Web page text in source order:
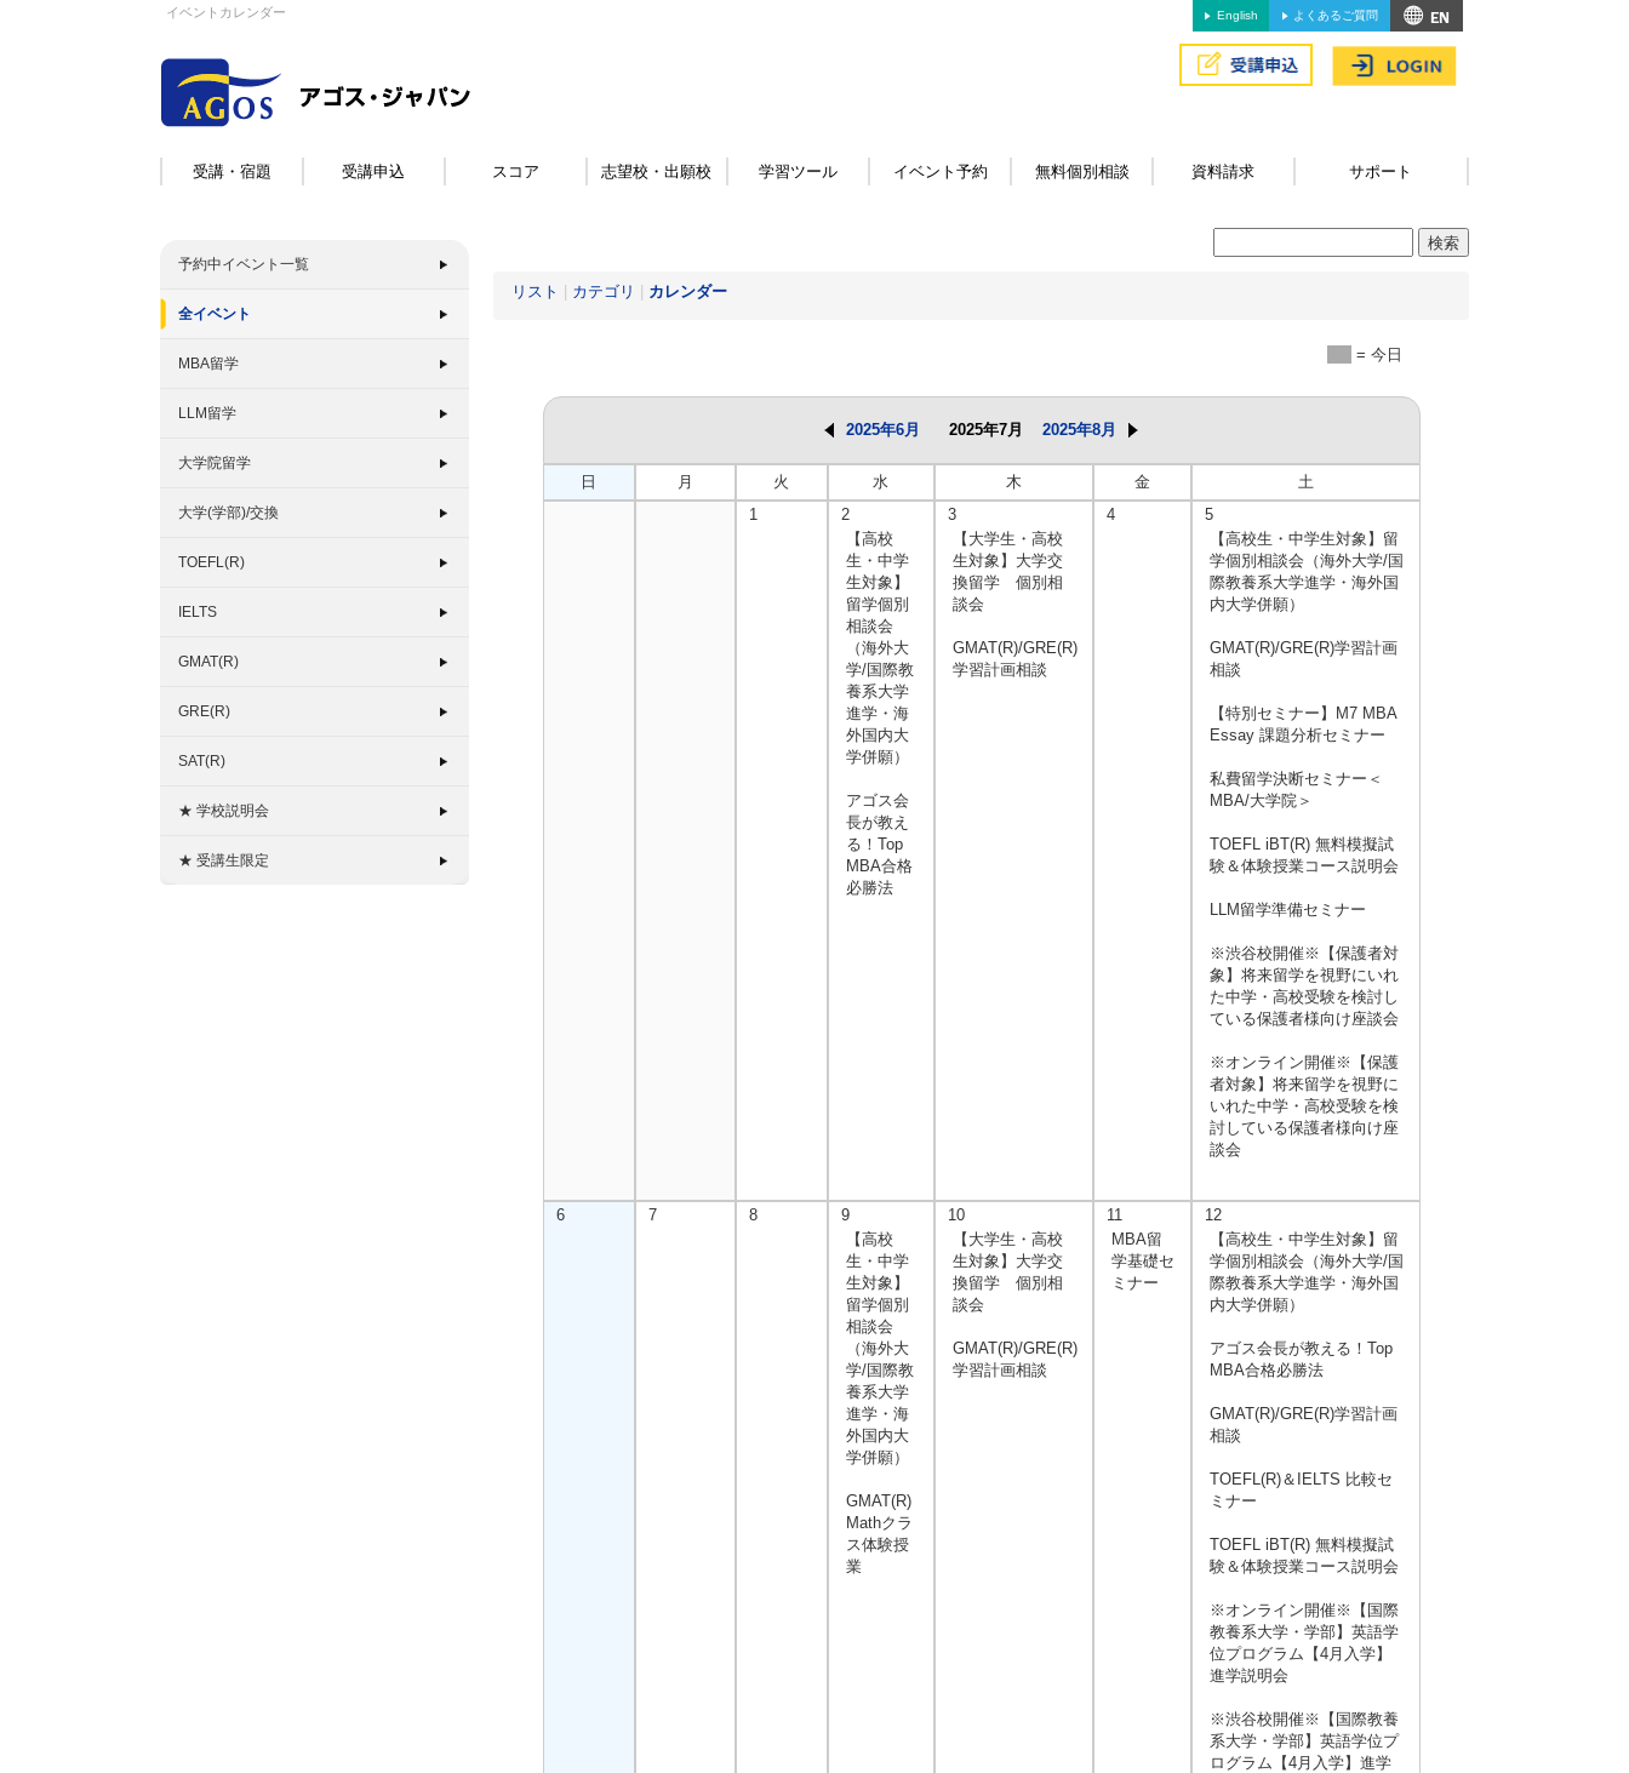
イベントカレンダー English よくあるご質問
受講・宿題 受講申込 スコア 志望校・出願校 学習ツール イベント予約 無料個別相談 資料請求 サポート
予約中イベント一覧
全イベント
MBA留学
LLM留学
大学院留学
大学(学部)/交換
TOEFL(R)
IELTS
GMAT(R)
GRE(R)
SAT(R)
★ 学校説明会
★ 受講生限定
リスト カテゴリ カレンダー
= 今日
2025年6月 2025年7月 2025年8月
日 月 火 水 木 金
土
1
2
【高校
生・中学
生対象】
留学個別
相談会
（海外大
学/国際教
養系大学
進学・海
外国内大
学併願）
アゴス会
長が教え
る！Top
MBA合格
必勝法
3
【大学生・高校
生対象】大学交
換留学 個別相
談会
GMAT(R)/GRE(R)
学習計画相談
4
5
【高校生・中学生対象】留
学個別相談会（海外大学/国
際教養系大学進学・海外国
内大学併願）
GMAT(R)/GRE(R)学習計画
相談
【特別セミナー】M7 MBA
Essay 課題分析セミナー
私費留学決断セミナー＜
MBA/大学院＞
TOEFL iBT(R) 無料模擬試
験＆体験授業コース説明会
LLM留学準備セミナー
※渋谷校開催※【保護者対
象】将来留学を視野にいれ
た中学・高校受験を検討し
ている保護者様向け座談会
※オンライン開催※【保護
者対象】将来留学を視野に
いれた中学・高校受験を検
討している保護者様向け座
談会
6 7 8
9
【高校
生・中学
生対象】
留学個別
相談会
（海外大
学/国際教
養系大学
進学・海
外国内大
学併願）
GMAT(R)
Mathクラ
ス体験授
業
10
【大学生・高校
生対象】大学交
換留学 個別相
談会
GMAT(R)/GRE(R)
学習計画相談
11
MBA留
学基礎セ
ミナー
12
【高校生・中学生対象】留
学個別相談会（海外大学/国
際教養系大学進学・海外国
内大学併願）
アゴス会長が教える！Top
MBA合格必勝法
GMAT(R)/GRE(R)学習計画
相談
TOEFL(R)＆IELTS 比較セ
ミナー
TOEFL iBT(R) 無料模擬試
験＆体験授業コース説明会
※オンライン開催※【国際
教養系大学・学部】英語学
位プログラム【4月入学】
進学説明会
※渋谷校開催※【国際教養
系大学・学部】英語学位プ
ログラム【4月入学】進学